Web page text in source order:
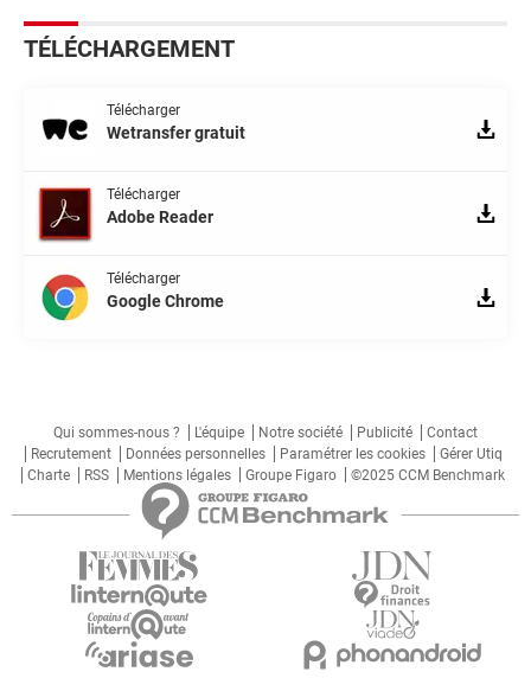
TÉLÉCHARGEMENT
Télécharger
Wetransfer gratuit
Télécharger
Adobe Reader
Télécharger
Google Chrome
Qui sommes-nous ? L'équipe Notre société Publicité
Contact
Recrutement
Données personnelles Paramétrer les cookies
Gérer Utiq
Charte
RSS Mentions légales Groupe Figaro ©2025 CCM Benchmark